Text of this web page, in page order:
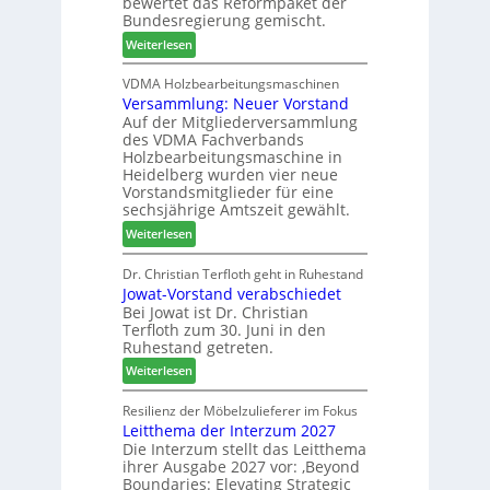
2
6
u
c
h
r
z
a
h
l
e
n
o
t
h
i
l
t
b
e
i
P
r
o
u
k
t
s
u
c
e
Bundesregierung gemischt.
Weiterlesen:
H
D
H
f
o
r
d
e
r
t
N
a
c
h
b
e
s
s
e
r
u
n
VDMA Holzbearbeitungsmaschinen
Versammlung: Neuer Vorstand
Auf der Mitgliederversammlung
des VDMA Fachverbands
Holzbearbeitungsmaschine in
Heidelberg wurden vier neue
Vorstandsmitglieder für eine
sechsjährige Amtszeit gewählt.
Weiterlesen:
V
e
r
s
a
m
m
l
u
n
g
:
Dr. Christian Terfloth geht in Ruhestand
Jowat-Vorstand verabschiedet
Bei Jowat ist Dr. Christian
Terfloth zum 30. Juni in den
Ruhestand getreten.
Weiterlesen:
J
o
w
a
t
Resilienz der Möbelzulieferer im Fokus
Leitthema der Interzum 2027
Die Interzum stellt das Leitthema
ihrer Ausgabe 2027 vor: ‚Beyond
Boundaries: Elevating Strategic